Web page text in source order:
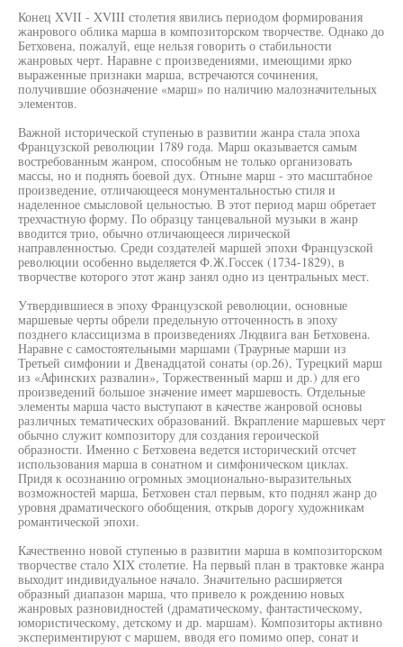
Конец XVII - XVIII столетия явились периодом формирования
жанрового облика марша в композиторском творчестве. Однако до
Бетховена, пожалуй, еще нельзя говорить о стабильности
жанровых черт. Наравне с произведениями, имеющими ярко
выраженные признаки марша, встречаются сочинения,
получившие обозначение «марш» по наличию малозначительных
элементов.
Важной исторической ступенью в развитии жанра стала эпоха
Французской революции 1789 года. Марш оказывается самым
востребованным жанром, способным не только организовать
массы, но и поднять боевой дух. Отныне марш - это масштабное
произведение, отличающееся монументальностью стиля и
наделенное смысловой цельностью. В этот период марш обретает
трехчастную форму. По образцу танцевальной музыки в жанр
вводится трио, обычно отличающееся лирической
направленностью. Среди создателей маршей эпохи Французской
революции особенно выделяется Ф.Ж.Госсек (1734-1829), в
творчестве которого этот жанр занял одно из центральных мест.
Утвердившиеся в эпоху Французской революции, основные
маршевые черты обрели предельную отточенность в эпоху
позднего классицизма в произведениях Людвига ван Бетховена.
Наравне с самостоятельными маршами (Траурные марши из
Третьей симфонии и Двенадцатой сонаты (ор.26), Турецкий марш
из «Афинских развалин», Торжественный марш и др.) для его
произведений большое значение имеет маршевость. Отдельные
элементы марша часто выступают в качестве жанровой основы
различных тематических образований. Вкрапление маршевых черт
обычно служит композитору для создания героической
образности. Именно с Бетховена ведется исторический отсчет
использования марша в сонатном и симфоническом циклах.
Придя к осознанию огромных эмоционально-выразительных
возможностей марша, Бетховен стал первым, кто поднял жанр до
уровня драматического обобщения, открыв дорогу художникам
романтической эпохи.
Качественно новой ступенью в развитии марша в композиторском
творчестве стало XIX столетие. На первый план в трактовке жанра
выходит индивидуальное начало. Значительно расширяется
образный диапазон марша, что привело к рождению новых
жанровых разновидностей (драматическому, фантастическому,
юмористическому, детскому и др. маршам). Композиторы активно
экспериментируют с маршем, вводя его помимо опер, сонат и